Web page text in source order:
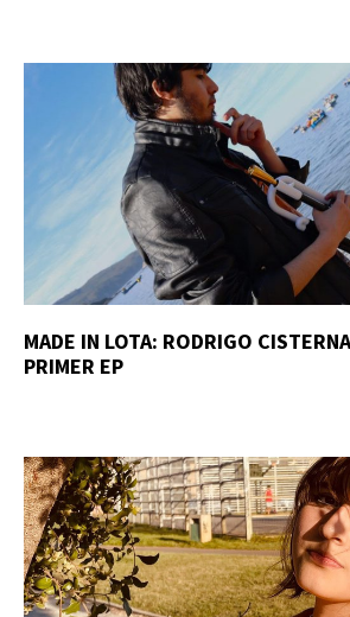
MADE IN LOTA: RODRIGO
PRIMER EP